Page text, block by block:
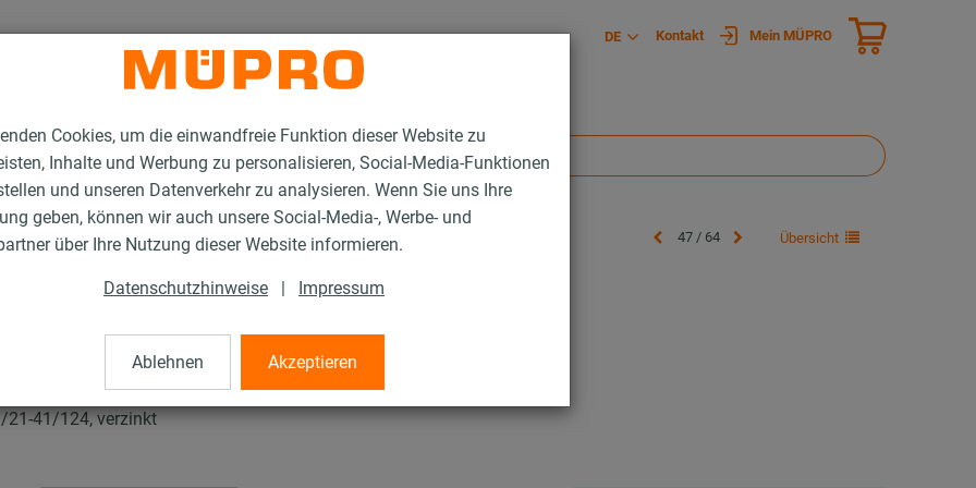
Cookies, um die einwandfreie Funktion dieser Website zu
Inhalte und Werbung zu personalisieren, Social-Media-Funktionen
und unseren Datenverkehr zu analysieren. Wenn Sie uns Ihre
geben, können wir auch unsere Social-Media-, Werbe- und
über Ihre Nutzung dieser Website informieren.
Datenschutzhinweise | Impressum
Ablehnen Akzeptieren
DE Kontakt Mein MÜPRO
für die Lüftungsbefestigung
47 / 64 Übersicht
21-41/124, verzinkt